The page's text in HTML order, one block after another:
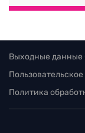
Выходные данные
Политика